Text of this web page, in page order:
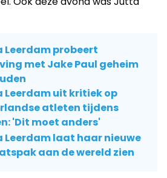
Leerdam probeert
met Jake Paul geheim
Leerdam uit kritiek op
atleten tijdens
'Dit moet anders'
Leerdam laat haar nieuwe
aan de wereld zien